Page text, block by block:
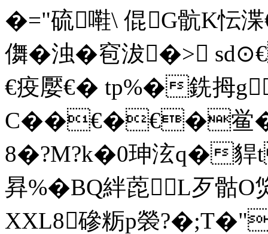
�="硫嚡\ 倱G骯K忶
儛�浊�窇沷�>
€疫嬮€� tp%�銑拇
C��€�€�鲎�
8�?M?k�0珅泫q�貋
昪%�BQ絆萞L歹骷
XXL8磣粝p褮